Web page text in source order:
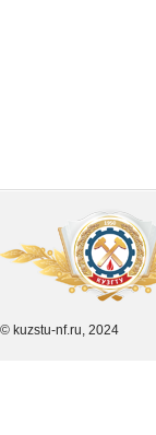
© kuzstu-nf.ru, 2024